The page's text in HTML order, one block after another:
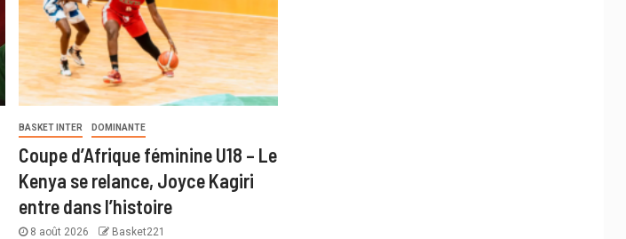
BASKET INTER DOMINANTE
Coupe d’Afrique féminine U18 – Le
Kenya se relance, Joyce Kagiri
entre dans l’histoire
8 août 2026 Basket221